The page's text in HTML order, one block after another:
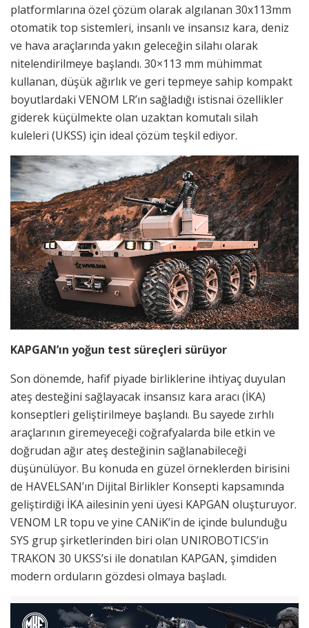
platformlarına özel çözüm olarak algılanan 30x113mm
otomatik top sistemleri, insanlı ve insansız kara, deniz
ve hava araçlarında yakın geleceğin silahı olarak
nitelendirilmeye başlandı. 30×113 mm mühimmat
kullanan, düşük ağırlık ve geri tepmeye sahip kompakt
boyutlardaki VENOM LR’ın sağladığı istisnai özellikler
giderek küçülmekte olan uzaktan komutalı silah
kuleleri (UKSS) için ideal çözüm teşkil ediyor.
KAPGAN’ın yoğun test süreçleri sürüyor
Son dönemde, hafif piyade birliklerine ihtiyaç duyulan
ateş desteğini sağlayacak insansız kara aracı (İKA)
konseptleri geliştirilmeye başlandı. Bu sayede zırhlı
araçlarının giremeyeceği coğrafyalarda bile etkin ve
doğrudan ağır ateş desteğinin sağlanabileceği
düşünülüyor. Bu konuda en güzel örneklerden birisini
de HAVELSAN’ın Dijital Birlikler Konsepti kapsamında
geliştirdiği İKA ailesinin yeni üyesi KAPGAN oluşturuyor.
VENOM LR topu ve yine CANiK’in de içinde bulunduğu
SYS grup şirketlerinden biri olan UNIROBOTICS’in
TRAKON 30 UKSS’si ile donatılan KAPGAN, şimdiden
modern orduların gözdesi olmaya başladı.